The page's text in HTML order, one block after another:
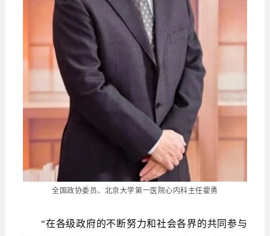
全国政协委员、北京大学第一医院心内科主任霍勇
“在各级政府的不断努力和社会各界的共同参与